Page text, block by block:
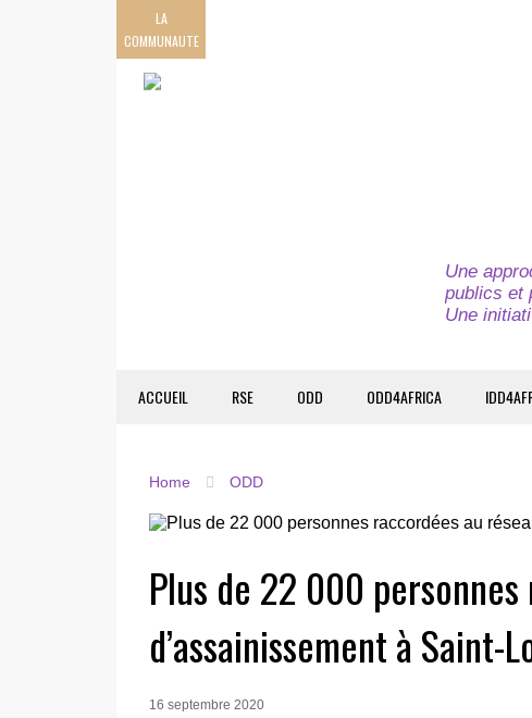
LA
COMMUNAUTE
Une
publics et
Une
ACCUEIL RSE ODD ODD4AFRICA
Home ODD
Plus de 22 000
d’assainissement à Saint-
16 septembre 2020